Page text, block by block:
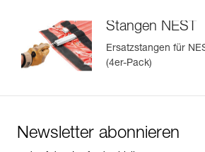
Ersatzteile verfügbar.Stangen NEST
Ersatzstangen für
(4er-Pack)
Newsletter abonnieren